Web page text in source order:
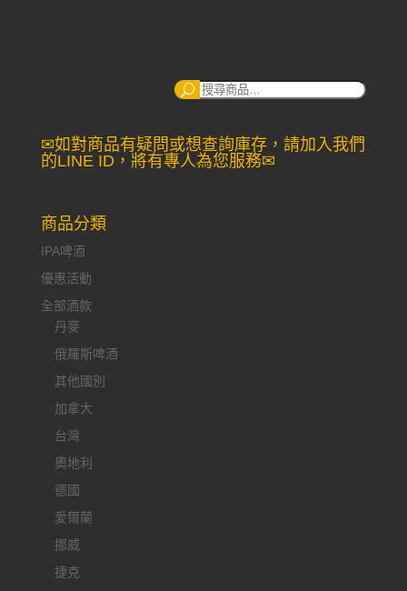
搜
✉如對商品有疑問或想查詢庫存，請加入我們
的LINE ID，將有專人為您服務✉
商品分類
IPA啤酒
優惠活動
全部酒款
丹麥
俄羅斯啤酒
其他國別
加拿大
台灣
奧地利
德國
愛爾蘭
挪威
捷克